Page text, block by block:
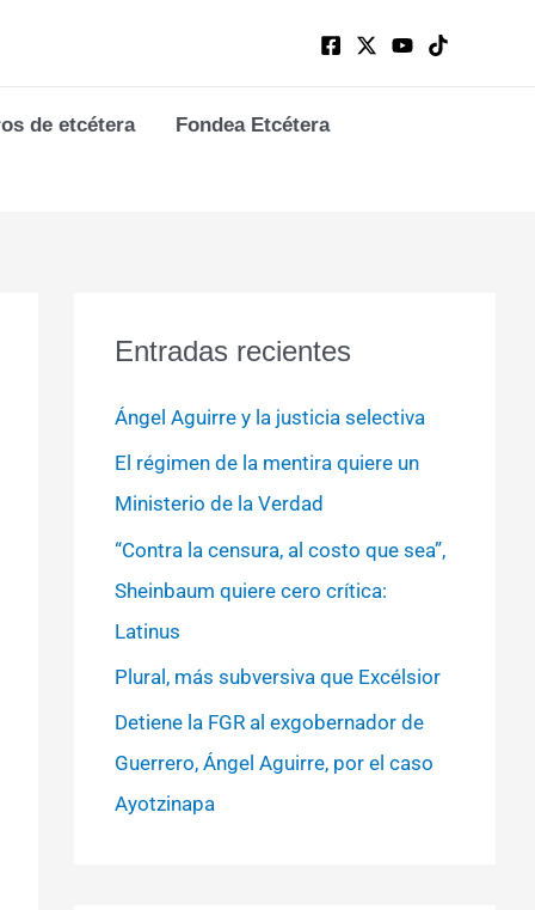
de etcétera Fondea Etcétera
Entradas recientes
Ángel Aguirre y la justicia selectiva
El régimen de la mentira quiere un
Ministerio de la Verdad
“Contra la censura, al costo que sea”,
Sheinbaum quiere cero crítica:
Latinus
Plural, más subversiva que Excélsior
Detiene la FGR al exgobernador de
Guerrero, Ángel Aguirre, por el caso
Ayotzinapa